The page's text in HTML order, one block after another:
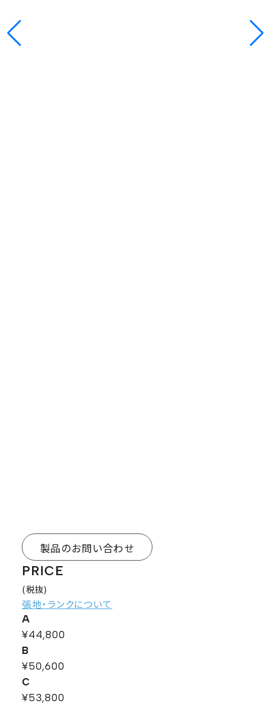
製品のお問い合わせ
PRICE
(税抜)
張地・ランクについて
A
¥44,800
B
¥50,600
C
¥53,800